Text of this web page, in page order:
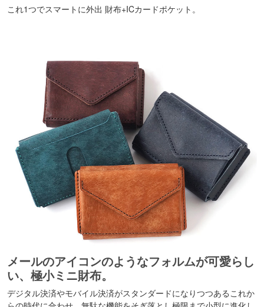
これ1つでスマートに外出 財布+ICカードポケット。
メールのアイコンのようなフォルムが可愛らし
い、極小ミニ財布。
デジタル決済やモバイル決済がスタンダードになりつつあるこれか